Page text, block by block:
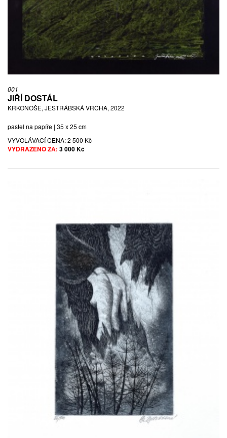
001
JIŘÍ DOSTÁL
KRKONOŠE, JESTŘÁBSKÁ VRCHA, 2022
pastel na papíře | 35 x 25 cm
VYVOLÁVACÍ CENA:2 500 Kč
VYDRAŽENO ZA: 3 000 Kč